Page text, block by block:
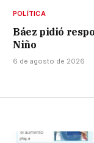
POLÍTICA
Báez pidió
Niño
6 de agosto de 2026